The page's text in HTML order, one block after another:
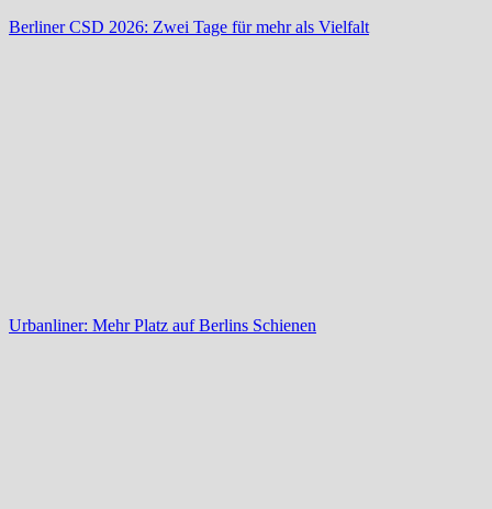
Berliner CSD 2026: Zwei Tage für mehr als Vielfalt
Urbanliner: Mehr Platz auf Berlins Schienen